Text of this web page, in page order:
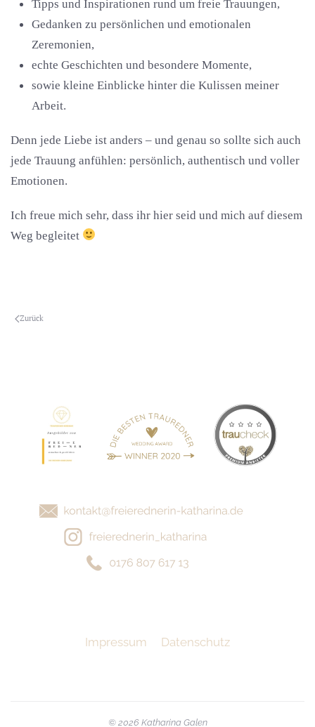
Tipps und Inspirationen rund um freie Trauungen,
Gedanken zu persönlichen und emotionalen
Zeremonien,
echte Geschichten und besondere Momente,
sowie kleine Einblicke hinter die Kulissen meiner
Arbeit.
Denn jede Liebe ist anders – und genau so sollte sich auch
jede Trauung anfühlen: persönlich, authentisch und voller
Emotionen.
Ich freue mich sehr, dass ihr hier seid und mich auf diesem
Weg begleitet
Zurück
Impressum Datenschutz
© 2026Katharina Galen